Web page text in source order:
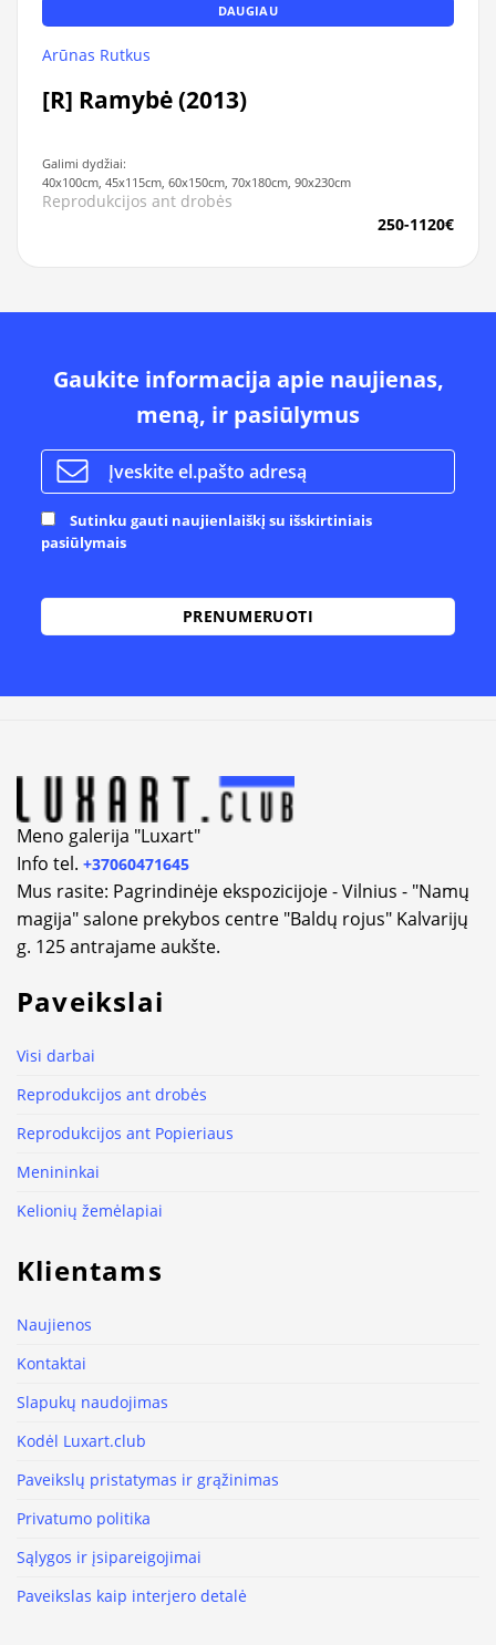
DAUGIAU
Arūnas Rutkus
[R] Ramybė (2013)
Galimi dydžiai:
40x100cm, 45x115cm, 60x150cm, 70x180cm, 90x230cm
Reprodukcijos ant drobės
250-1120€
Gaukite informacija apie naujienas,
meną, ir pasiūlymus
Sutinku gauti naujienlaiškį su išskirtiniais
pasiūlymais
Meno galerija "Luxart"
Info tel. +37060471645
Mus rasite: Pagrindinėje ekspozicijoje - Vilnius - "Namų
magija" salone prekybos centre "Baldų rojus" Kalvarijų
g. 125 antrajame aukšte.
Paveikslai
Visi darbai
Reprodukcijos ant drobės
Reprodukcijos ant Popieriaus
Menininkai
Kelionių žemėlapiai
Klientams
Naujienos
Kontaktai
Slapukų naudojimas
Kodėl Luxart.club
Paveikslų pristatymas ir grąžinimas
Privatumo politika
Sąlygos ir įsipareigojimai
Paveikslas kaip interjero detalė